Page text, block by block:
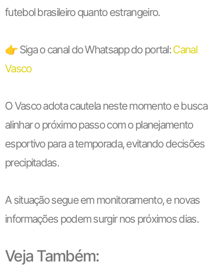
futebol brasileiro quanto estrangeiro.
👉 Siga o canal do Whatsapp do portal:Canal
Vasco
O Vasco adota cautela neste momento e busca
alinhar o próximo passo com o planejamento
esportivo para a temporada, evitando decisões
precipitadas.
A situação segue em monitoramento, e novas
informações podem surgir nos próximos dias.
Veja Também: